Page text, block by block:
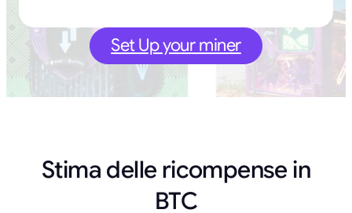
Set Up your miner
Stima delle ricompense in
BTC